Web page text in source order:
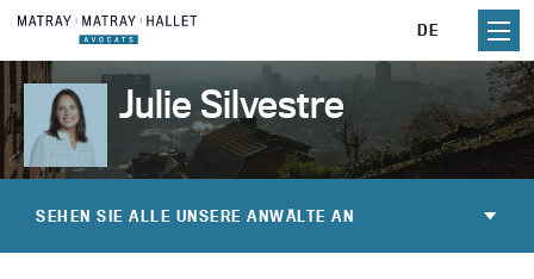
Skip
content
DE
Julie Silvestre
SEHEN SIE ALLE UNSERE ANWÄLTE AN